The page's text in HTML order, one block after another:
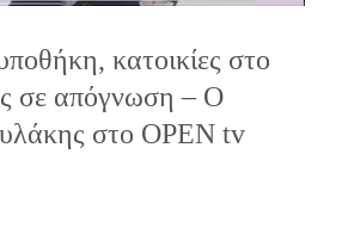
κατοικίες στο
σε απόγνωση – Ο
στο OPEN tv